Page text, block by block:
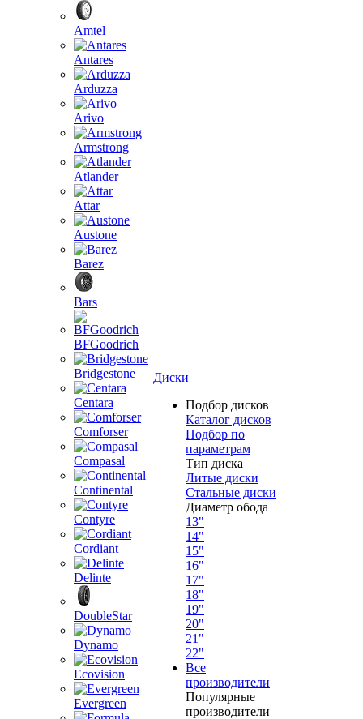
Amtel
Antares
Arduzza
Arivo
Armstrong
Atlander
Attar
Austone
Barez
Bars
BFGoodrich
Bridgestone
Centara
Comforser
Compasal
Continental
Contyre
Cordiant
Delinte
DoubleStar
Dynamo
Ecovision
Evergreen
Диски
Подбор дисков
Каталог дисков
Подбор по
параметрам
Тип диска
Литые диски
Стальные диски
Диаметр обода
13"
14"
15"
16"
17"
18"
19"
20"
21"
22"
Все
производители
Популярные
производители